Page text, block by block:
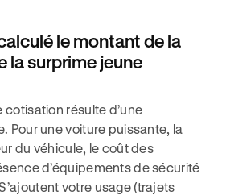
le montant de la
la surprime jeune
résulte d’une
Pour une voiture puissante, la
du véhicule, le coût des
d’équipements de sécurité
votre usage (trajets